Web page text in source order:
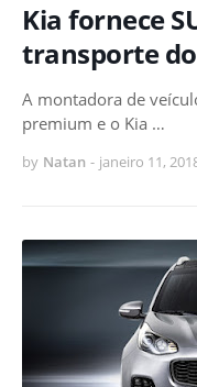
Kia fornece
transporte
A montadora de
premium e o Kia …
by Natan - janeiro 11,